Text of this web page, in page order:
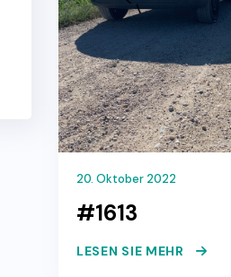
20. Oktober 2022
#1613
LESEN SIE MEHR